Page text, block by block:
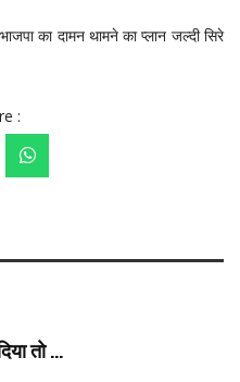
का दामन थामने का प्लान जल्दी सिरे
:
तो ...